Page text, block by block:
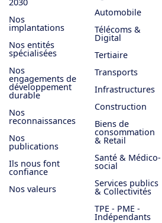
Nos
implantations
Nos entités
spécialisées
Nos
engagements de
développement
durable
Nos
reconnaissances
Nos
publications
Ils nous font
confiance
Nos valeurs
Automobile
Télécoms &
Digital
Tertiaire
Transports
Infrastructures
Construction
Biens de
consommation
& Retail
Santé & Médico-
social
Services publics
& Collectivités
TPE - PME -
Indépendants